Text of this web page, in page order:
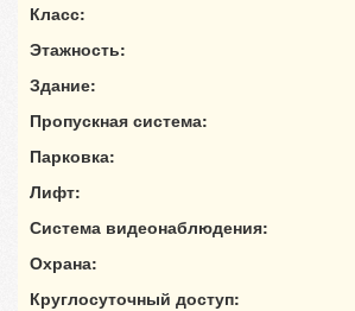
Класс:
Этажность:
Здание:
Пропускная система:
Парковка:
Лифт:
Система видеонаблюдения:
Охрана:
Круглосуточный доступ: